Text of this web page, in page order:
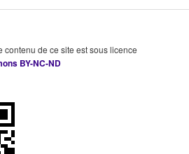
contenu de ce site est sous licence
BY-NC-ND